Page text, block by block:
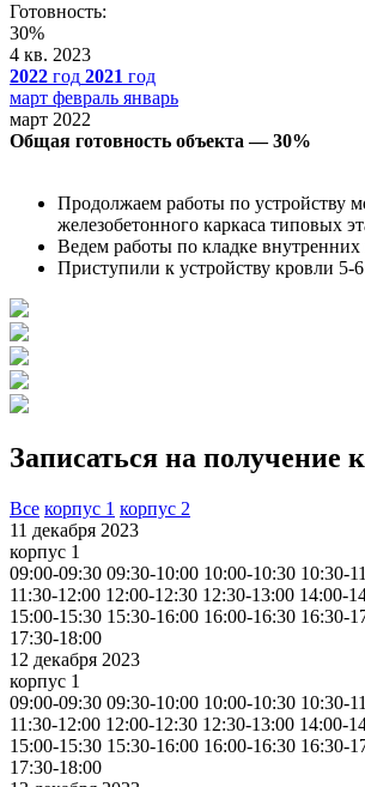
Готовность:
30%
4 кв. 2023
2022 год 2021 год
март февраль январь
март 2022
Общая готовность объекта — 30%
Продолжаем работы по устройству
железобетонного каркаса типовых
Ведем работы по кладке
Приступили к устройству кровли 5-
Записаться на получение
Все корпус 1 корпус 2
11 декабря 2023
корпус 1
09:00-09:30 09:30-10:00 10:00-10:30 10:30-
11:30-12:00 12:00-12:30 12:30-13:00 14:00-
15:00-15:30 15:30-16:00 16:00-16:30 16:30-
17:30-18:00
12 декабря 2023
корпус 1
09:00-09:30 09:30-10:00 10:00-10:30 10:30-
11:30-12:00 12:00-12:30 12:30-13:00 14:00-
15:00-15:30 15:30-16:00 16:00-16:30 16:30-
17:30-18:00